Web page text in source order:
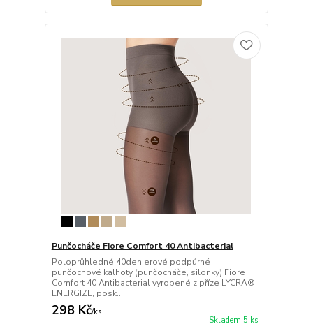
Punčocháče Fiore Comfort 40 Antibacterial
Poloprůhledné 40denierové podpůrné
punčochové kalhoty (punčocháče, silonky) Fiore
Comfort 40 Antibacterial vyrobené z příze LYCRA®
ENERGIZE, posk...
298 Kč/ks
Skladem 5 ks